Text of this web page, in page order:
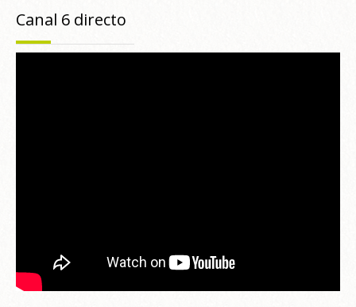
Programas emitidos
Canal 6 directo